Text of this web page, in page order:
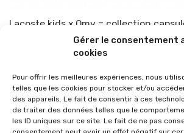
Gérer le consentement
cookies
Pour offrir les meilleures expériences, nous
telles que les cookies pour stocker et/ou
des appareils. Le fait de consentir à ces
de traiter des données telles que le
les ID uniques sur ce site. Le fait de ne pas
Lacoste kids x Omy = collection
TOP-PARENTS 2 octobre 2017